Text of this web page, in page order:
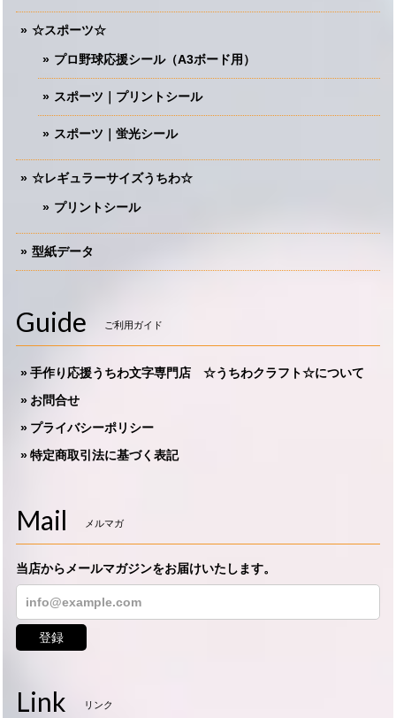
☆スポーツ☆
プロ野球応援シール（A3ボード用）
スポーツ｜プリントシール
スポーツ｜蛍光シール
☆レギュラーサイズうちわ☆
プリントシール
型紙データ
Guide ご利用ガイド
手作り応援うちわ文字専門店 ☆うちわクラフト☆について
お問合せ
プライバシーポリシー
特定商取引法に基づく表記
Mail メルマガ
当店からメールマガジンをお届けいたします。
登録
Link リンク